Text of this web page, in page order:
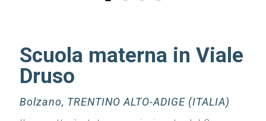
Scuola materna in Viale
Druso
Bolzano, TRENTINO ALTO-ADIGE (ITALIA)